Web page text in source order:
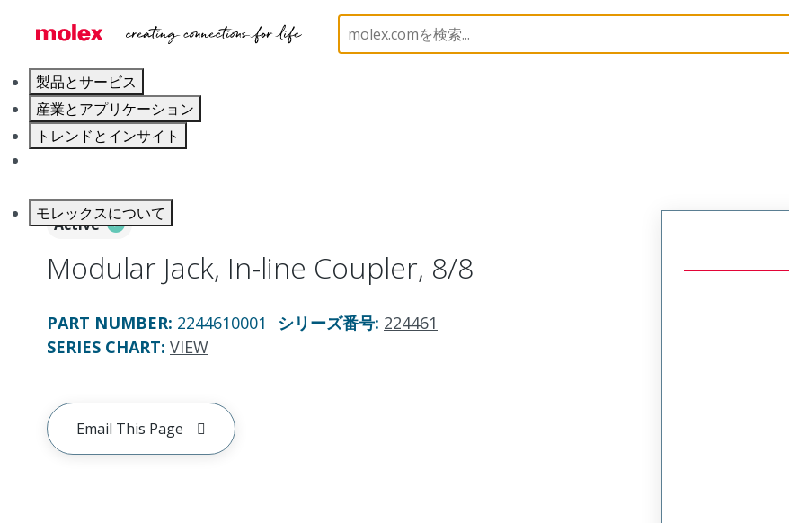
製品とサービス
産業とアプリケーション
トレンドとインサイト
モレックスについて
Modular Jacks and Plugs 224461 2244610001
Active
Modular Jack, In-line Coupler, 8/8
PART NUMBER: 2244610001 シリーズ番号: 224461
SERIES CHART: VIEW
Email This Page